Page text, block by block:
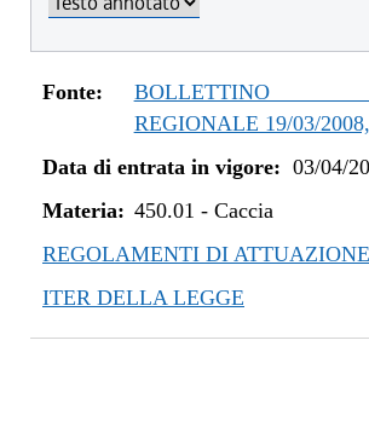
dal 01/03/2023 al 06/03/2023
dal 14/06/2022 al 28/02/2023
dal 01/04/2022 al 13/06/2022
dal 01/01/2022 al 31/03/2022
dal 02/07/2020 al 31/03/2021
dal 01/04/2020 al 01/07/2020
dal 01/01/2020 al 31/03/2020
dal 01/05/2019 al 09/08/2019
dal 01/04/2019 al 30/04/2019
Fonte:
BOLLETTINO
REGIONALE 19/03/
Data di entrata in vigore: 03/04/
Materia: 450.01 - Caccia
REGOLAMENTI DI ATTUAZIONE
ITER DELLA LEGGE